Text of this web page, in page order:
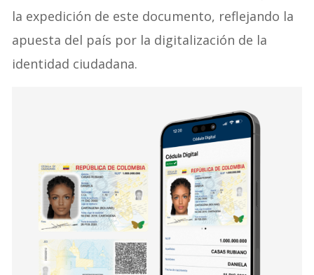
la expedición de este documento, reflejando la
apuesta del país por la digitalización de la
identidad ciudadana.